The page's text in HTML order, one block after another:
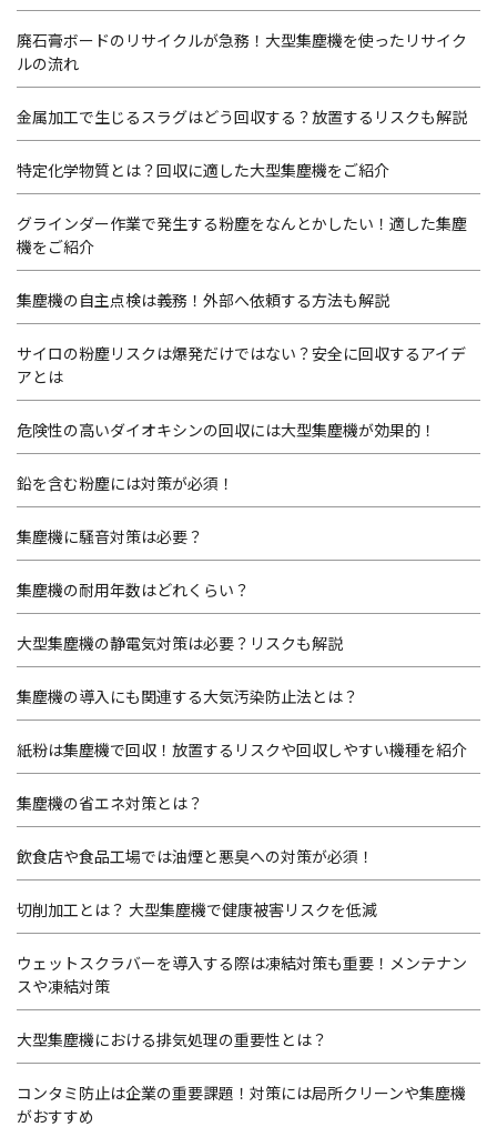
廃石膏ボードのリサイクルが急務！大型集塵機を使ったリサイク
ルの流れ
金属加工で生じるスラグはどう回収する？放置するリスクも解説
特定化学物質とは？回収に適した大型集塵機をご紹介
グラインダー作業で発生する粉塵をなんとかしたい！適した集塵
機をご紹介
集塵機の自主点検は義務！外部へ依頼する方法も解説
サイロの粉塵リスクは爆発だけではない？安全に回収するアイデ
アとは
危険性の高いダイオキシンの回収には大型集塵機が効果的！
鉛を含む粉塵には対策が必須！
集塵機に騒音対策は必要？
集塵機の耐用年数はどれくらい？
大型集塵機の静電気対策は必要？リスクも解説
集塵機の導入にも関連する大気汚染防止法とは？
紙粉は集塵機で回収！放置するリスクや回収しやすい機種を紹介
集塵機の省エネ対策とは？
飲食店や食品工場では油煙と悪臭への対策が必須！
切削加工とは？ 大型集塵機で健康被害リスクを低減
ウェットスクラバーを導入する際は凍結対策も重要！メンテナン
スや凍結対策
大型集塵機における排気処理の重要性とは？
コンタミ防止は企業の重要課題！対策には局所クリーンや集塵機
がおすすめ